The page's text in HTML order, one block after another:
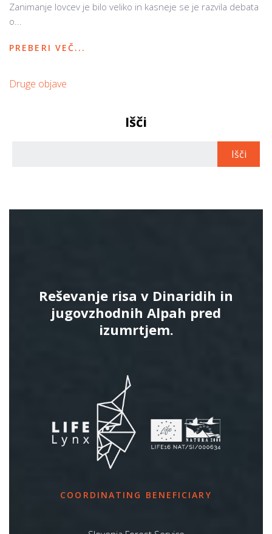
Zanimanje lovcev je bilo veliko in kasneje se je razvila debata
o...
PREBERI VEČ...
Druge objave
Išči
Reševanje risa v Dinaridih in
jugovzhodnih Alpah pred
izumrtjem.
COORDINATING BENEFICIARY